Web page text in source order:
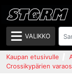
VALIKKO
Kaupan etusivulle
Crossikypärien